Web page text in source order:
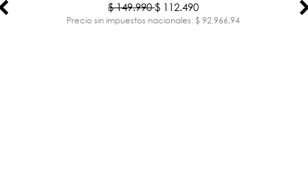
$ 149.990$ 112.490
Precio sin impuestos nacionales: $ 92.966,94